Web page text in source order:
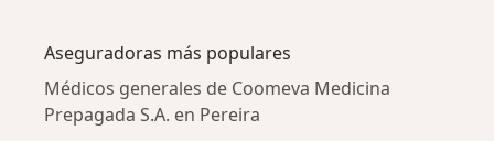
Aseguradoras más populares
Médicos generales de Coomeva Medicina
Prepagada S.A. en Pereira